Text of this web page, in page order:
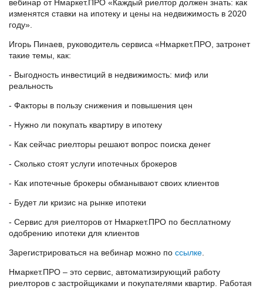
вебинар от Нмаркет.ПРО «Каждый риелтор должен знать: как
изменятся ставки на ипотеку и цены на недвижимость в 2020
году».
Игорь Пинаев, руководитель сервиса «Нмаркет.ПРО, затронет
такие темы, как:
- Выгодность инвестиций в недвижимость: миф или
реальность
- Факторы в пользу снижения и повышения цен
- Нужно ли покупать квартиру в ипотеку
- Как сейчас риелторы решают вопрос поиска денег
- Сколько стоят услуги ипотечных брокеров
- Как ипотечные брокеры обманывают своих клиентов
- Будет ли кризис на рынке ипотеки
- Сервис для риелторов от Нмаркет.ПРО по бесплатному
одобрению ипотеки для клиентов
Зарегистрироваться на вебинар можно по ссылке
Нмаркет.ПРО – это сервис, автоматизирующий работу
риелторов с застройщиками и покупателями квартир. Работая